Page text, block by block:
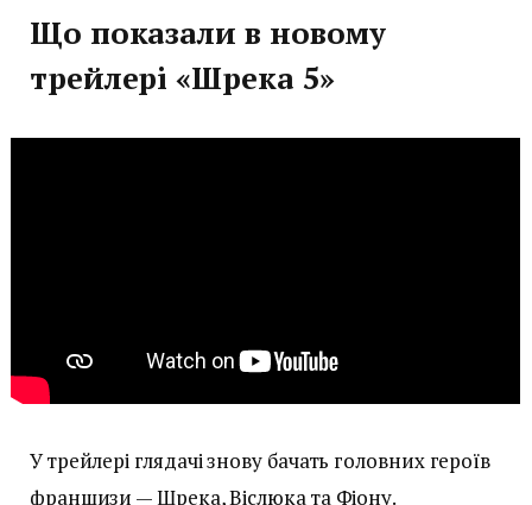
Що показали в новому
трейлері «Шрека 5»
У трейлері глядачі знову бачать головних героїв
франшизи — Шрека, Віслюка та Фіону.